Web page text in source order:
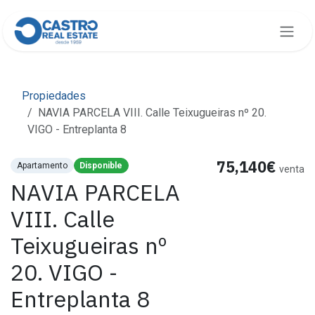
Propiedades
NAVIA PARCELA VIII. Calle Teixugueiras nº 20.
VIGO - Entreplanta 8
Apartamento Disponible
NAVIA PARCELA
VIII. Calle
Teixugueiras nº
20. VIGO -
Entreplanta 8
75,140€ venta